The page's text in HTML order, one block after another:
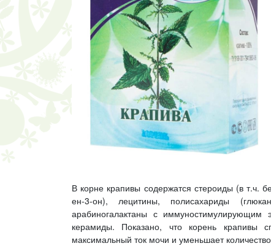
В корне крапивы содержатся стероиды (в т.ч.
ен-3-он), лецитины, полисахариды
арабиногалактаны с иммуностимулирующим
керамиды. Показано, что корень крапивы
максимальный ток мочи и уменьшает